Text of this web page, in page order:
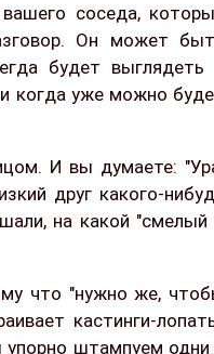
соседа,
Он может
будет выглядеть
когда уже можно
И вы думаете:
друг какого-
на какой "смелый
что "нужно же,
кастинги-
упорно штампуем одни